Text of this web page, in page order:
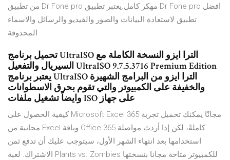
من تطبيق Dr Fone pro مهكر كامل.يعتبر تطبيق Dr Fone pro افضل
تطبيق لاستعادة البيانات والصور والفيديو والرسائل والاسماء
المحذوفة
تحميل برنامج UltraISO الترا ايزو النسخة الكاملة مع
السيريال والتفعيل UltraISO 9.7.5.3716 Premium Edition
يعتبر برنامج UltraISO الترا ايزو من البرامج الشهيرة
والخفيفة على الكمبيوتر والتي تقوم بحرق الاسطوانات
وايضاً تشغيل ملفات ISO على جهاز
كيفية الحصول على Microsoft Excel 365 مجانًا يمكنك تحميل تجربة
مجانية من Excel وباقة Office 365 كاملةً، لكن إذا أردتَ مواصلة
استخدامها بعد انتهاء الشهر الأول، سيتوجب عليك أن تدفع ثمن
الاشتراك. لعبة Plants vs. Zombies للكمبيوتر متاحة مجانا بنسختها